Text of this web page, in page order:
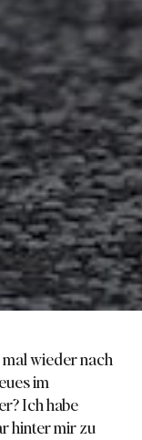
wieder nach
im
Ich habe
hinter mir zu